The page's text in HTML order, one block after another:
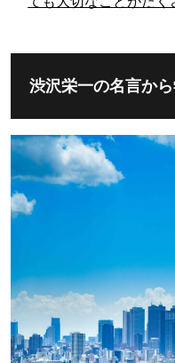
渋沢栄一の名言から